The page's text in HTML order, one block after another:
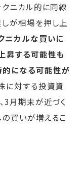
クニカル的に同線
が相場を押し上
ニカルな買いに
昇する可能性も
的になる可能性が
に対する投資資
3月期末が近づく
買いが増えるこ